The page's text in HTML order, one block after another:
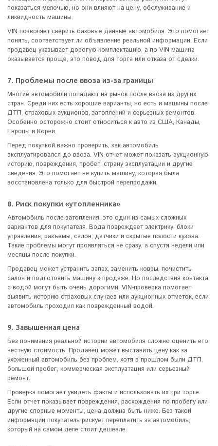
показаться мелочью, но они влияют на цену, обслуживание и
ликвидность машины.
VIN позволяет сверить базовые данные автомобиля. Это помогает
понять, соответствует ли объявление реальной информации. Если
продавец указывает дорогую комплектацию, а по VIN машина
оказывается проще, это повод для торга или отказа от сделки.
7. Проблемы после ввоза из-за границы
Многие автомобили попадают на рынок после ввоза из других
стран. Среди них есть хорошие варианты, но есть и машины после
ДТП, страховых аукционов, затоплений и серьезных ремонтов.
Особенно осторожно стоит относиться к авто из США, Канады,
Европы и Кореи.
Перед покупкой важно проверить, как автомобиль
эксплуатировался до ввоза. VIN-отчет может показать аукционную
историю, повреждения, пробег, страну эксплуатации и другие
сведения. Это помогает не купить машину, которая была
восстановлена только для быстрой перепродажи.
8. Риск покупки «утопленника»
Автомобиль после затопления, это один из самых сложных
вариантов для покупателя. Вода повреждает электрику, блоки
управления, разъемы, салон, датчики и скрытые полости кузова.
Такие проблемы могут проявляться не сразу, а спустя недели или
месяцы после покупки.
Продавец может устранить запах, заменить ковры, почистить
салон и подготовить машину к продаже. Но последствия контакта
с водой могут быть очень дорогими. VIN-проверка помогает
выявить историю страховых случаев или аукционных отметок, если
автомобиль проходил как поврежденный водой.
9. Завышенная цена
Без понимания реальной истории автомобиля сложно оценить его
честную стоимость. Продавец может выставить цену как за
ухоженный автомобиль без проблем, хотя в прошлом были ДТП,
большой пробег, коммерческая эксплуатация или серьезный
ремонт.
Проверка помогает увидеть факты и использовать их при торге.
Если отчет показывает повреждения, расхождения по пробегу или
другие спорные моменты, цена должна быть ниже. Без такой
информации покупатель рискует переплатить за автомобиль,
который на самом деле стоит дешевле.